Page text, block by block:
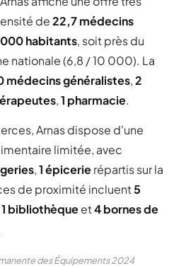
de22,7 médecins
habitants, soit près du
nationale (6,8 / 10 000). La
médecins généralistes,2
,1 pharmacie.
Arnas dispose d'une
limitée, avec
,1 épicerierépartis sur la
de proximité incluent5
1 bibliothèqueet4 bornes de
des Équipements 2024